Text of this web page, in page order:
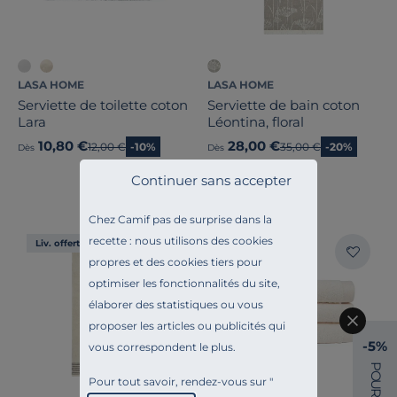
Chez Camif pas de surprise dans la
recette : nous utilisons des cookies
propres et des cookies tiers pour
optimiser les fonctionnalités du site,
élaborer des statistiques ou vous
proposer les articles ou publicités qui
vous correspondent le plus.
Pour tout savoir, rendez-vous sur "
Continuer sans accepter
LASA HOME
Serviette de toilette coton
Lara
Dès 10,80 €Ancien prix
12,00 € -10%
LASA HOME
Serviette de bain coton
Léontina, floral
Dès 28,00 €Ancien prix
35,00 € -20%
Liv. offerte Liv. offerte
-5%
P
O
U
R